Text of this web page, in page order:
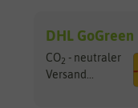
DHL GoGreen
CO2 - neutraler
Versand...